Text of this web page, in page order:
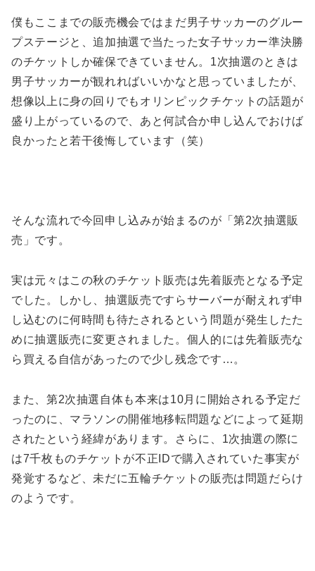
僕もここまでの販売機会ではまだ男子サッカーのグルー
プステージと、追加抽選で当たった女子サッカー準決勝
のチケットしか確保できていません。1次抽選のときは
男子サッカーが観れればいいかなと思っていましたが、
想像以上に身の回りでもオリンピックチケットの話題が
盛り上がっているので、あと何試合か申し込んでおけば
良かったと若干後悔しています（笑）
そんな流れで今回申し込みが始まるのが「第2次抽選販
売」です。
実は元々はこの秋のチケット販売は先着販売となる予定
でした。しかし、抽選販売ですらサーバーが耐えれず申
し込むのに何時間も待たされるという問題が発生したた
めに抽選販売に変更されました。個人的には先着販売な
ら買える自信があったので少し残念です…。
また、第2次抽選自体も本来は10月に開始される予定だ
ったのに、マラソンの開催地移転問題などによって延期
されたという経緯があります。さらに、1次抽選の際に
は7千枚ものチケットが不正IDで購入されていた事実が
発覚するなど、未だに五輪チケットの販売は問題だらけ
のようです。